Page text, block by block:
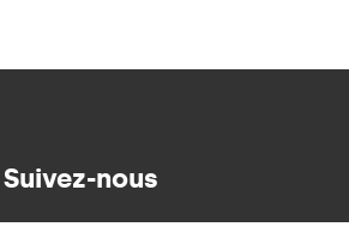
Suivez-nous